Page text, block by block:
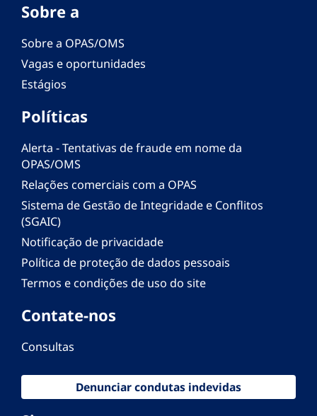
Sobre a
Sobre a OPAS/OMS
Vagas e oportunidades
Estágios
Políticas
Alerta - Tentativas de fraude em nome da
OPAS/OMS
Relações comerciais com a OPAS
Sistema de Gestão de Integridade e Conflitos
(SGAIC)
Notificação de privacidade
Política de proteção de dados pessoais
Termos e condições de uso do site
Contate-nos
Consultas
Denunciar condutas indevidas